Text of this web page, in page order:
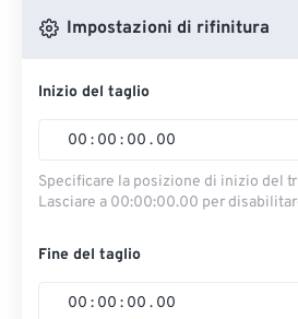
Impostazioni di rifinitura
Inizio del taglio
00 : 00 : 00 . 00
Specificare la posizione di inizio del
Lasciare a 00:00:00.00 per
Fine del taglio
00 : 00 : 00 . 00